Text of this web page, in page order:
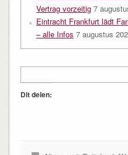
Vertrag vorzeitig 7
Eintracht Frankfurt lädt
– alle Infos 7 augustus
Dit delen: